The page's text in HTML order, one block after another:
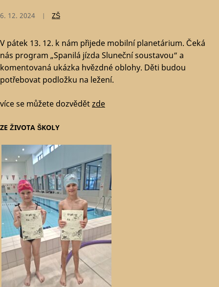
ZE ŽIVOTA ŠKOLY
6. 12. 2024 ZŠ
V pátek 13. 12. k nám přijede mobilní planetárium. Čeká
nás program „Spanilá jízda Sluneční soustavou“ a
komentovaná ukázka hvězdné oblohy. Děti budou
potřebovat podložku na ležení.
více se můžete dozvědětzde